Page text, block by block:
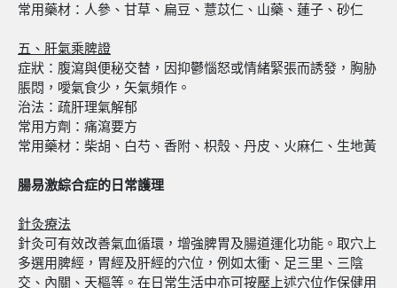
常用藥材：人參、甘草、扁豆、薏苡仁、山藥、蓮子、砂仁
五、肝氣乘脾證
症狀：腹瀉與便秘交替，因抑鬱惱怒或情緒緊張而誘發，胸胁
脹悶，噯氣食少，矢氣頻作。
治法：疏肝理氣解郁
常用方劑：痛瀉要方
常用藥材：柴胡、白芍、香附、枳殼、丹皮、火麻仁、生地黃
腸易激綜合症的日常護理
針灸療法
針灸可有效改善氣血循環，增強脾胃及腸道運化功能。取穴上
多選用脾經，胃經及肝經的穴位，例如太衝、足三里、三陰
交、內關、天樞等。在日常生活中亦可按壓上述穴位作保健用